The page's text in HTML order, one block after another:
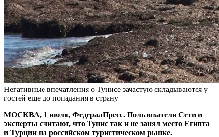
Негативные впечатления о Тунисе зачастую складываются у
гостей еще до попадания в страну
МОСКВА, 1 июля, ФедералПресс. Пользователи Сети и
эксперты считают, что Тунис так и не занял место Египта
и Турции на российском туристическом рынке.